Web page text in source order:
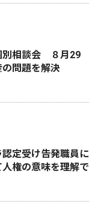
別相談会 ８月29
問題を解決
定受け告発職員に
権の意味を理解で